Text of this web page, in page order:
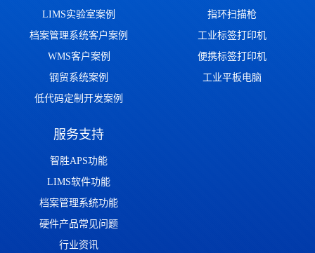
LIMS实验室案例
档案管理系统客户案例
WMS客户案例
钢贸系统案例
低代码定制开发案例
指环扫描枪
工业标签打印机
便携标签打印机
工业平板电脑
服务支持
智胜APS功能
LIMS软件功能
档案管理系统功能
硬件产品常见问题
行业资讯